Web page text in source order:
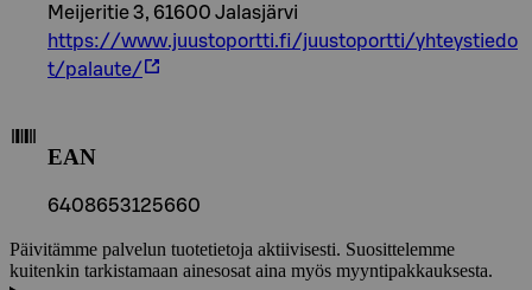
Meijeritie 3, 61600 Jalasjärvi
https://www.juustoportti.fi/juustoportti/yhteystiedo
t/palaute/
EAN
6408653125660
Päivitämme palvelun tuotetietoja aktiivisesti. Suosittelemme
kuitenkin tarkistamaan ainesosat aina myös myyntipakkauksesta.